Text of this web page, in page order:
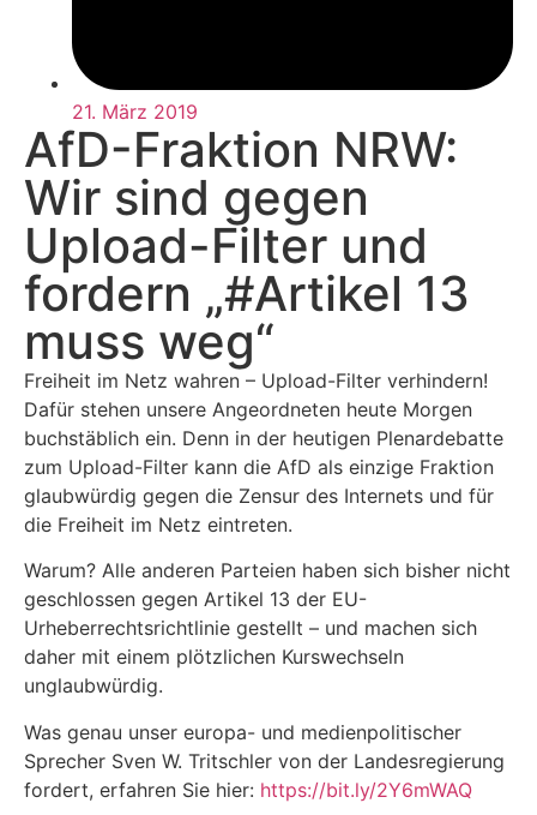
21. März 2019
AfD-Fraktion NRW:
Wir sind gegen
Upload-Filter und
fordern „#Artikel 13
muss weg“
Freiheit im Netz wahren – Upload-Filter verhindern!
Dafür stehen unsere Angeordneten heute Morgen
buchstäblich ein. Denn in der heutigen Plenardebatte
zum Upload-Filter kann die AfD als einzige Fraktion
glaubwürdig gegen die Zensur des Internets und für
die Freiheit im Netz eintreten.
Warum? Alle anderen Parteien haben sich bisher nicht
geschlossen gegen Artikel 13 der EU-
Urheberrechtsrichtlinie gestellt – und machen sich
daher mit einem plötzlichen Kurswechseln
unglaubwürdig.
Was genau unser europa- und medienpolitischer
Sprecher Sven W. Tritschler von der Landesregierung
fordert, erfahren Sie hier: https://bit.ly/2Y6mWAQ